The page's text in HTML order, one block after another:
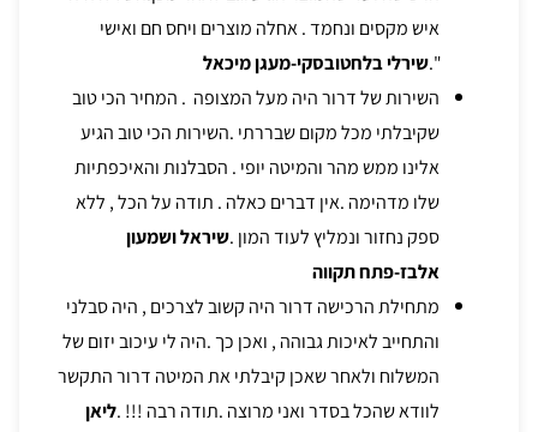
איש מקסים ונחמד . אחלה מוצרים ויחס חם ואישי
".שירלי בלחטובסקי-מעגן מיכאל
השירות של דרור היה מעל המצופה . המחיר הכי טוב
שקיבלתי מכל מקום שבררתי .השירות הכי טוב הגיע
אלינו ממש מהר והמיטה יופי . הסבלנות והאיכפתיות
שלו מדהימה .אין דברים כאלה . תודה על הכל , ללא
ספק נחזור ונמליץ לעוד המון .שיראל ושמעון
אלבז-פתח תקווה
מתחילת הרכישה דרור היה קשוב לצרכים , היה סבלני
והתחייב לאיכות גבוהה , ואכן כך .היה לי עיכוב יזום של
המשלוח ולאחר שאכן קיבלתי את המיטה דרור התקשר
לוודא שהכל בסדר ואני מרוצה .תודה רבה !!! .ליאן